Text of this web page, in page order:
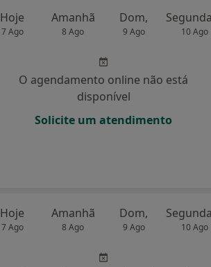
Hoje
7 Ago
Amanhã
8 Ago
Dom,
9 Ago 10 Ago
O agendamento online não está
disponível
Solicite um atendimento
Hoje
7 Ago
Amanhã
8 Ago
Dom,
9 Ago 10 Ago